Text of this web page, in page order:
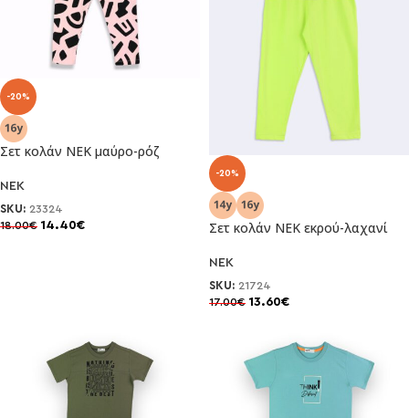
-20%
Σετ κολάν ΝΕΚ μαύρο-ρόζ
NEK
SKU: 23324
18.00€ 14.40€
-20%
Σετ κολάν ΝΕΚ εκρού-λαχανί
NEK
SKU: 21724
17.00€ 13.60€